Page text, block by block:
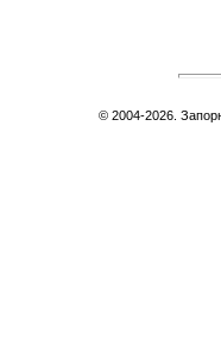
© 2004-2026.